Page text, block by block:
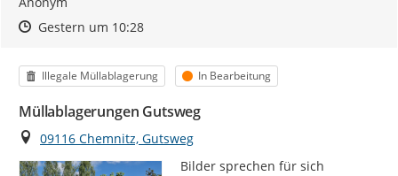
Zeitpunkt des Erstellens
Zeitpunkt des Erstellens
Gestern um 10:28Zur Äußerung
Kategorie
Illegale Müllablagerung Status
In Bearbeitung
Müllablagerungen Gutsweg
Ort
09116 Chemnitz, Gutsweg
Bilder sprechen für sich